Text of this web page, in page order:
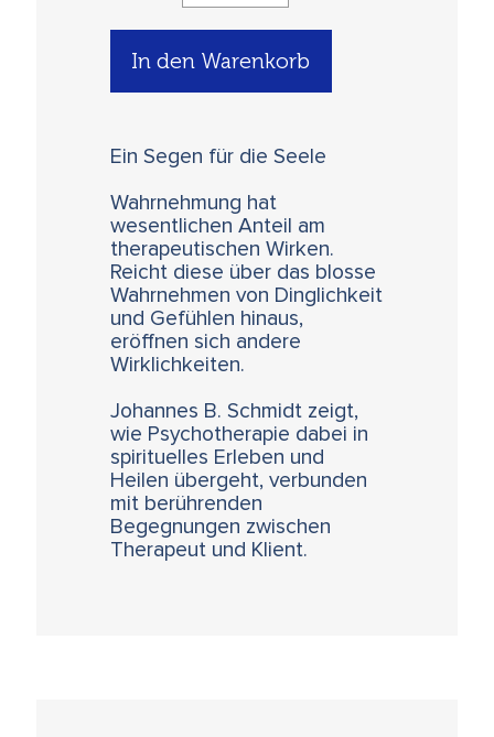
In den Warenkorb
Ein Segen für die Seele
Wahrnehmung hat
wesentlichen Anteil am
therapeutischen Wirken.
Reicht diese über das blosse
Wahrnehmen von Dinglichkeit
und Gefühlen hinaus,
eröffnen sich andere
Wirklichkeiten.
Johannes B. Schmidt zeigt,
wie Psychotherapie dabei in
spirituelles Erleben und
Heilen übergeht, verbunden
mit berührenden
Begegnungen zwischen
Therapeut und Klient.